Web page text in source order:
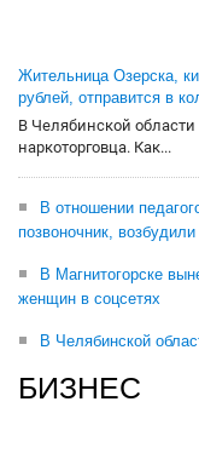
Жительница Озерска,
рублей, отправится в
В Челябинской
наркоторговца. Как...
В отношении
позвоночник,
В Магнитогорске
женщин в соцсетях
В Челябинской
БИЗНЕС